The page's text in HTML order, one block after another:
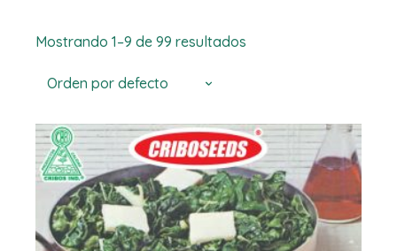
Mostrando 1–9 de 99 resultados
Orden por defecto